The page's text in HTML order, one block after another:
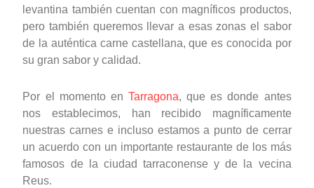
levantina también cuentan con magníficos productos,
pero también queremos llevar a esas zonas el sabor
de la auténtica carne castellana, que es conocida por
su gran sabor y calidad.
Por el momento en Tarragona, que es donde antes
nos establecimos, han recibido magníficamente
nuestras carnes e incluso estamos a punto de cerrar
un acuerdo con un importante restaurante de los más
famosos de la ciudad tarraconense y de la vecina
Reus.